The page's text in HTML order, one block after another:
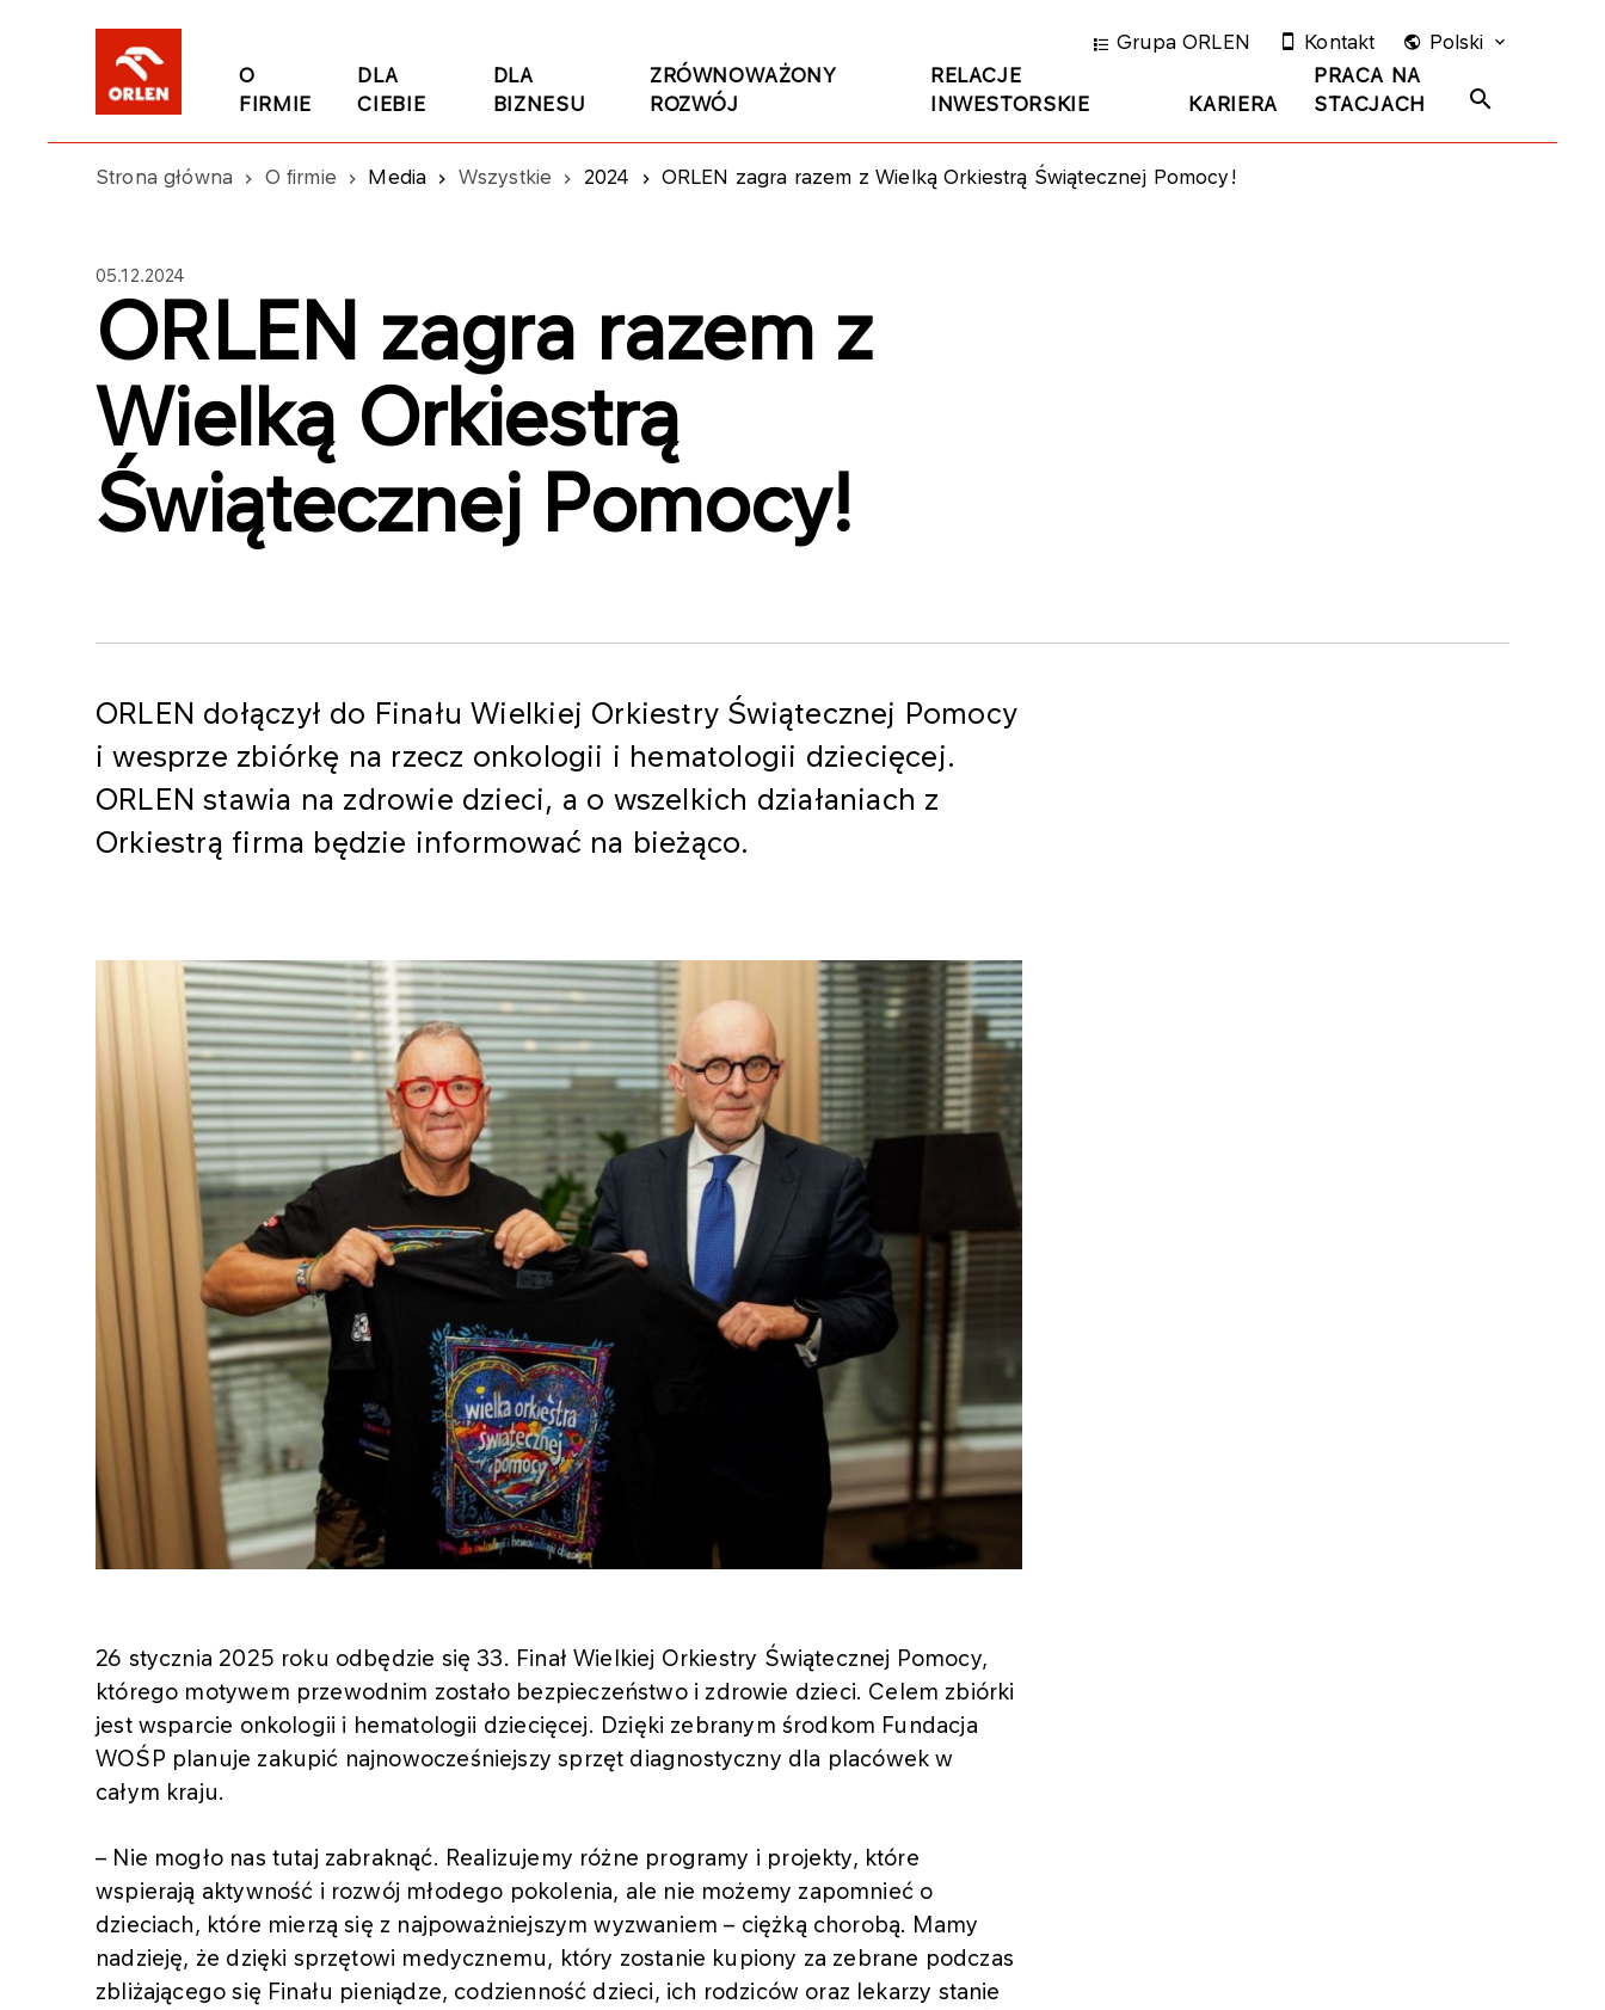
O
FIRMIE
DLA
CIEBIE
DLA
BIZNESU
ZRÓWNOWAŻONY
ROZWÓJ
RELACJE
INWESTORSKIE
KARIERA
PRACA NA
STACJACH
Grupa ORLEN Kontakt Polski
Strona główna O firmie Media Wszystkie 2024 ORLEN zagra razem z Wielką Orkiestrą Świątecznej Pomocy!
05.12.2024
ORLEN zagra razem z
Wielką Orkiestrą
Świątecznej Pomocy!
ORLEN dołączył do Finału Wielkiej Orkiestry Świątecznej Pomocy
i wesprze zbiórkę na rzecz onkologii i hematologii dziecięcej.
ORLEN stawia na zdrowie dzieci, a o wszelkich działaniach z
Orkiestrą firma będzie informować na bieżąco.
26 stycznia 2025 roku odbędzie się 33. Finał Wielkiej Orkiestry Świątecznej Pomocy,
którego motywem przewodnim zostało bezpieczeństwo i zdrowie dzieci. Celem zbiórki
jest wsparcie onkologii i hematologii dziecięcej. Dzięki zebranym środkom Fundacja
WOŚP planuje zakupić najnowocześniejszy sprzęt diagnostyczny dla placówek w
całym kraju.
– Nie mogło nas tutaj zabraknąć. Realizujemy różne programy i projekty, które
wspierają aktywność i rozwój młodego pokolenia, ale nie możemy zapomnieć o
dzieciach, które mierzą się z najpoważniejszym wyzwaniem – ciężką chorobą. Mamy
nadzieję, że dzięki sprzętowi medycznemu, który zostanie kupiony za zebrane podczas
zbliżającego się Finału pieniądze, codzienność dzieci, ich rodziców oraz lekarzy stanie